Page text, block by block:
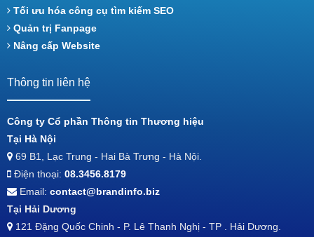
Tối ưu hóa công cụ tìm kiếm SEO
Quản trị Fanpage
Nâng cấp Website
Thông tin liên hệ
Công ty Cổ phần Thông tin Thương hiệu
Tại Hà Nội
69 B1, Lạc Trung - Hai Bà Trưng - Hà Nội.
Điện thoại: 08.3456.8179
Email: contact@brandinfo.biz
Tại Hải Dương
121 Đặng Quốc Chinh - P. Lê Thanh Nghị - TP . Hải Dương.